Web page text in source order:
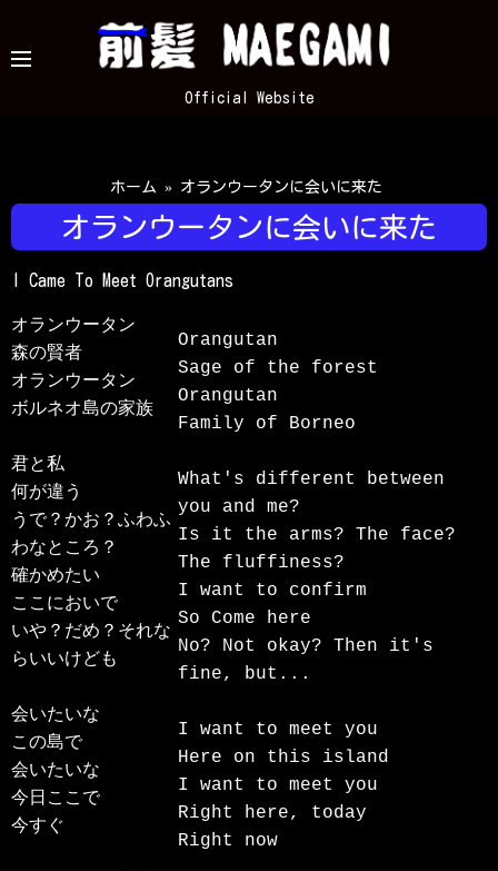
テ
キ
ッ
プ
Official Website
ホーム » オランウータンに会いに来た
オランウータンに会いに来た
I Came To Meet Orangutans
オランウータン
森の賢者
オランウータン
ボルネオ島の家族
君と私
何が違う
うで？かお？ふわふ
わなところ？
確かめたい
ここにおいで
いや？だめ？それな
らいいけども
会いたいな
この島で
会いたいな
今日ここで
今すぐ
Orangutan
Sage of the forest
Orangutan
Family of Borneo
What's different between
you and me?
Is it the arms? The face?
The fluffiness?
I want to confirm
So Come here
No? Not okay? Then it's
fine, but...
I want to meet you
Here on this island
I want to meet you
Right here, today
Right now